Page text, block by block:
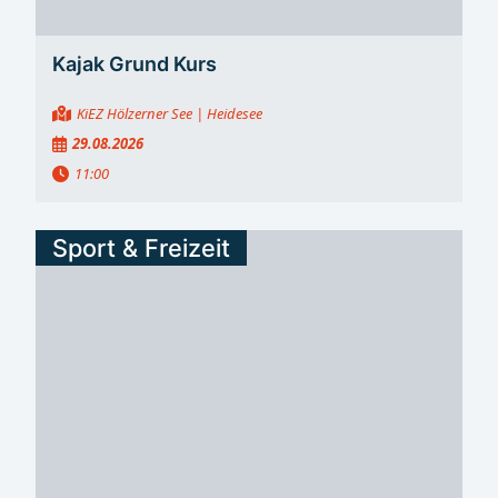
Kajak Grund Kurs
KiEZ Hölzerner See | Heidesee
29.08.2026
11:00
Sport & Freizeit